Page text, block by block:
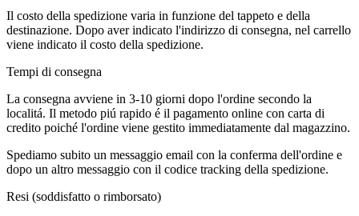
Il costo della spedizione varia in funzione del tappeto e della
destinazione. Dopo aver indicato l'indirizzo di consegna, nel carrello
viene indicato il costo della spedizione.
Tempi di consegna
La consegna avviene in 3-10 giorni dopo l'ordine secondo la
localitá. Il metodo piú rapido é il pagamento online con carta di
credito poiché l'ordine viene gestito immediatamente dal magazzino.
Spediamo subito un messaggio email con la conferma dell'ordine e
dopo un altro messaggio con il codice tracking della spedizione.
Resi (soddisfatto o rimborsato)